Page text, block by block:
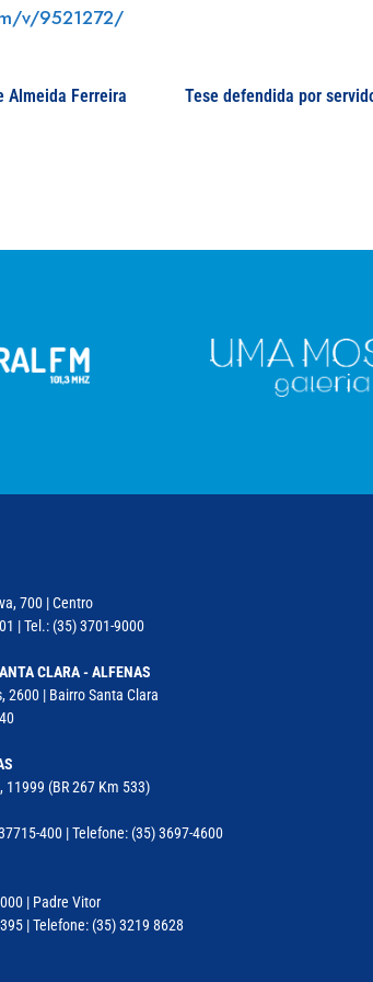
v/9521272/
Almeida Ferreira
700 | Centro
| Tel.: (35) 3701-9000
CLARA - ALFENAS
2600 | Bairro Santa Clara
11999 (BR 267 Km 533)
400 | Telefone: (35) 3697-4600
| Padre Vitor
| Telefone: (35) 3219 8628